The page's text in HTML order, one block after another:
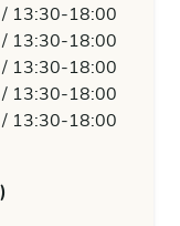
13:30-18:00
13:30-18:00
13:30-18:00
13:30-18:00
13:30-18:00